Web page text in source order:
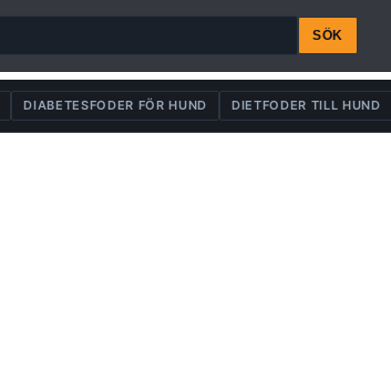
SÖK
DIABETESFODER FÖR HUND DIETFODER TILL HUND